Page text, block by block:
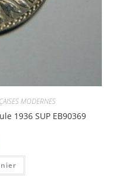
MODERNES
1936 SUP EB90369